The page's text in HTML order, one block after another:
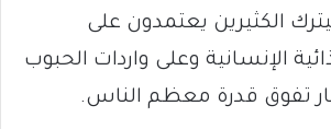
الكثيرين يعتمدون على
الإنسانية وعلى واردات الحبوب
تفوق قدرة معظم الناس.